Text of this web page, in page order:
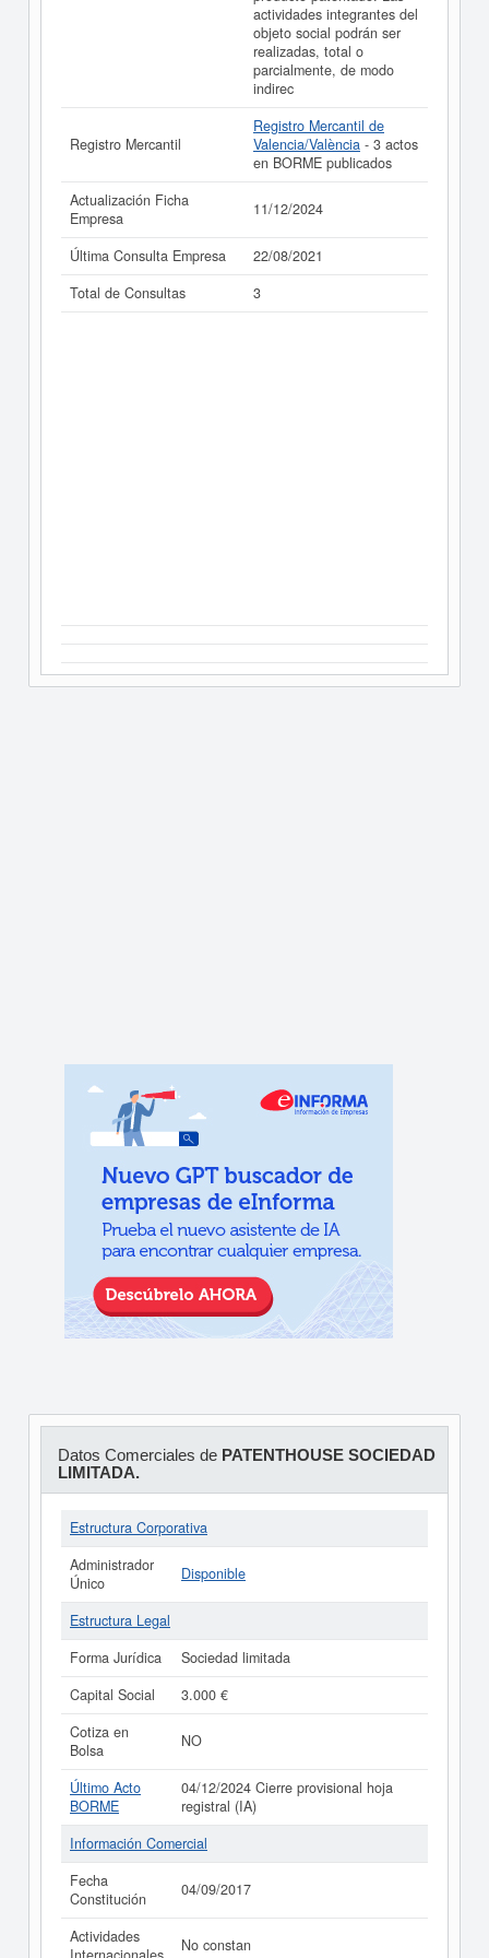
actividades integrantes del
objeto social podrán ser
realizadas, total o
parcialmente, de modo
indirec
Registro Mercantil
Registro Mercantil de
Valencia/València - 3 actos
en BORME publicados
Actualización Ficha
Empresa
11/12/2024
Última Consulta Empresa
22/08/2021
Total de Consultas
3
Datos Comerciales de PATENTHOUSE SOCIEDAD
LIMITADA.
Estructura Corporativa
Administrador
Único
Disponible
Estructura Legal
Forma Jurídica
Sociedad limitada
Capital Social
3.000 €
Cotiza en
Bolsa
NO
Último Acto
BORME
04/12/2024 Cierre provisional hoja
registral (IA)
Información Comercial
Fecha
Constitución
04/09/2017
Actividades
No constan